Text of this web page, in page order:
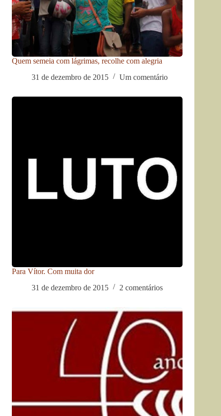
Quem semeia com lágrimas, recolhe com alegria
31 de dezembro de 2015
Um comentário
Para Vítor. Com muita dor
31 de dezembro de 2015
2 comentários